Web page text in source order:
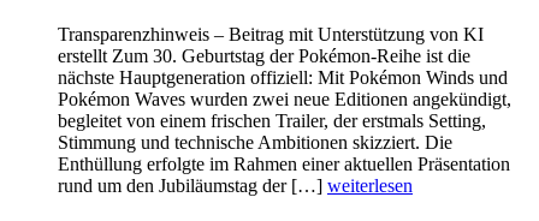
Transparenzhinweis – Beitrag mit Unterstützung von KI
erstellt Zum 30. Geburtstag der Pokémon-Reihe ist die
nächste Hauptgeneration offiziell: Mit Pokémon Winds und
Pokémon Waves wurden zwei neue Editionen angekündigt,
begleitet von einem frischen Trailer, der erstmals Setting,
Stimmung und technische Ambitionen skizziert. Die
Enthüllung erfolgte im Rahmen einer aktuellen Präsentation
rund um den Jubiläumstag der […] weiterlesen